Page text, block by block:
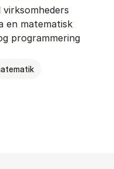
virksomheders
en matematisk
programmering
- erhvervs­økonomi og